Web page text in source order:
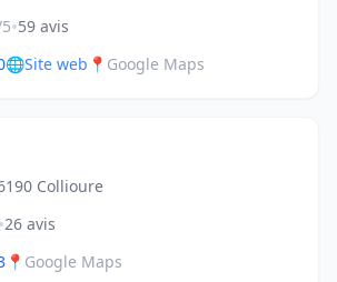
•59 avis
🌐Site web 📍 Google Maps
Collioure
•26 avis
📍 Google Maps